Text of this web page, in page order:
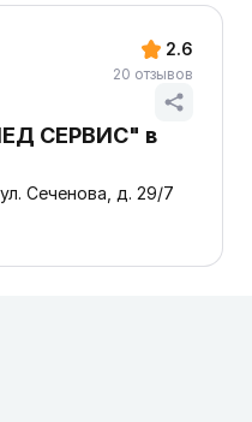
СЕРВИС" в
Сеченова, д. 29/7
2.6
20 отзывов